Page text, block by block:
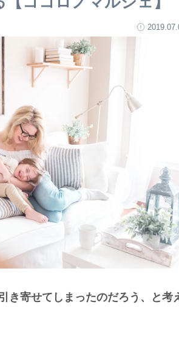
き寄せてしまったのだろう、と考